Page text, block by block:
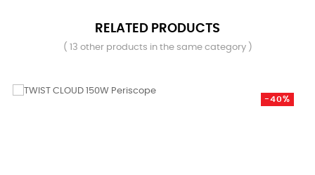
RELATED PRODUCTS
( 13 other products in the same category )
-40%